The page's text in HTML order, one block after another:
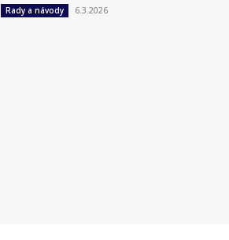
Rady a návody 6.3.2026